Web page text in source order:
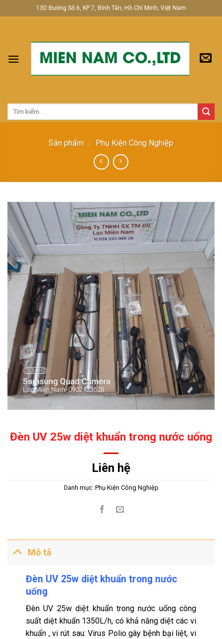
to
13D Đường Số 6, KP 7, Bình Tân, Hồ Chí Minh, Việt Nam
Tìm
Sản phẩm / Phụ Kiện Công Nghiệp
Đèn UV 25w diệt khuẩn trong nước uống
Liên hệ
Danh mục: Phụ Kiện Công Nghiệp
Mô tả
Đèn UV 25w diệt khuẩn trong nước
uống
Đèn UV 25w diệt khuẩn trong nước uống công
suất diệt khuẩn 1350L/h, có khả năng diệt các vi
khuẩn , vi rút sau: Virus Polio gây bệnh bại liệt, vi